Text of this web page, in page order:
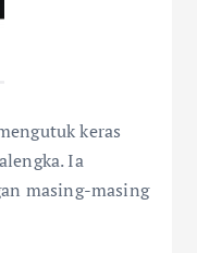
keras
Ia
masing-masing